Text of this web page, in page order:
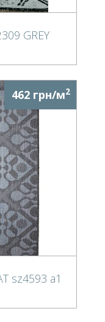
GREY
462 грн/м2
sz4593 a1